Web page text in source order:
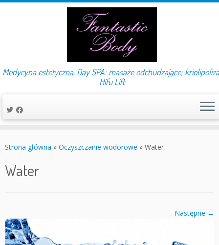
do
Medycyna estetyczna, Day SPA: masaże odchudzające;
Hifu Lift
Strona główna » Oczyszczanie wodorowe » Water
Water
Następne →